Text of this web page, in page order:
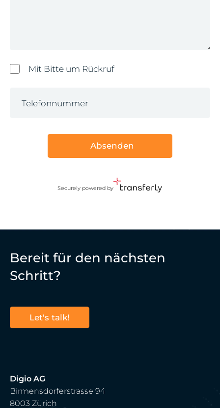
Mit Bitte um Rückruf
Telefonnummer
Absenden
Securely powered by
Bereit für den nächsten
Schritt?
Let's talk!
Digio AG
Birmensdorferstrasse 94
8003 Zürich